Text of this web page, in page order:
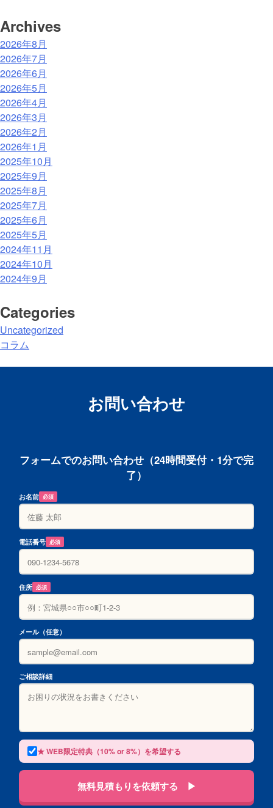
Archives
2026年8月
2026年7月
2026年6月
2026年5月
2026年4月
2026年3月
2026年2月
2026年1月
2025年10月
2025年9月
2025年8月
2025年7月
2025年6月
2025年5月
2024年11月
2024年10月
2024年9月
Categories
Uncategorized
コラム
お問い合わせ
フォームでのお問い合わせ（24時間受付・1分で完
了）
お名前 必須
電話番号 必須
住所 必須
メール（任意）
ご相談詳細
★ WEB限定特典（10% or 8%）を希望する
無料見積もりを依頼する ▶